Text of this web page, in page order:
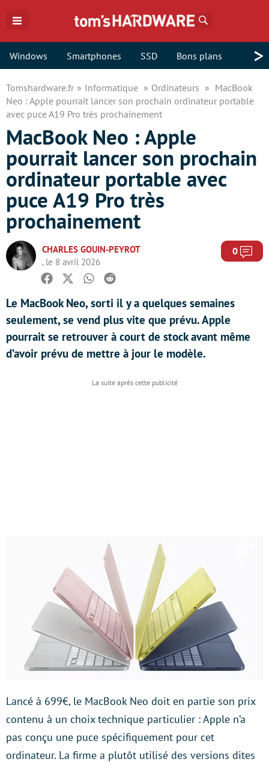
Windows Smartphones SSD Bons plans >
Tomshardware.fr Informatique Ordinateurs
MacBook
Neo : Apple pourrait lancer son prochain ordinateur portable
avec puce A19 Pro très prochainement
MacBook Neo : Apple
pourrait lancer son prochain
ordinateur portable avec
puce A19 Pro très
prochainement
CHARLES GOUIN-PEYROT
, le 8 avril 2026
0
Facebook
TwitterWhatsapp
Reddit
Le MacBook Neo, sorti il y a quelques semaines
seulement, se vend plus vite que prévu. Apple
pourrait se retrouver à court de stock avant même
d’avoir prévu de mettre à jour le modèle.
Lancé à 699€, le MacBook Neo doit en partie son prix
contenu à un choix technique particulier : Apple n’a
pas conçu une puce spécifiquement pour cet
ordinateur. La firme a plutôt utilisé des versions dites